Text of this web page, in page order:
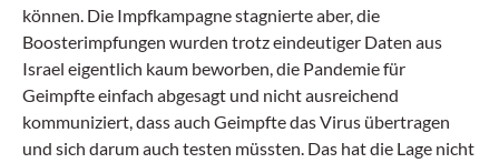
können. Die Impfkampagne stagnierte aber, die
Boosterimpfungen wurden trotz eindeutiger Daten aus
Israel eigentlich kaum beworben, die Pandemie für
Geimpfte einfach abgesagt und nicht ausreichend
kommuniziert, dass auch Geimpfte das Virus übertragen
und sich darum auch testen müssten. Das hat die Lage nicht